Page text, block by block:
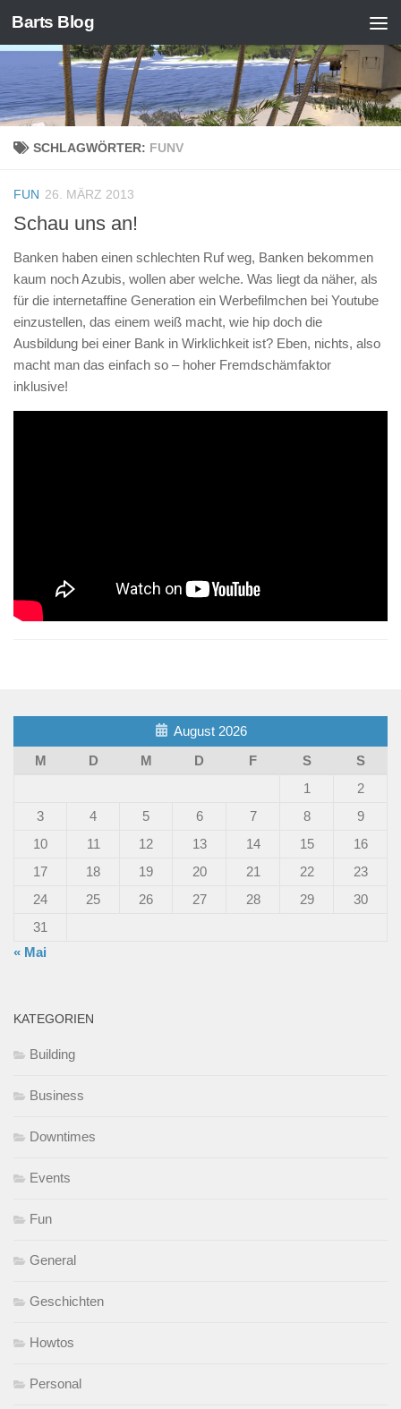
Zum Inhalt springen
Barts Blog
SCHLAGWÖRTER: FUNV
FUN 26. MÄRZ 2013
Schau uns an!
Banken haben einen schlechten Ruf weg, Banken bekommen
kaum noch Azubis, wollen aber welche. Was liegt da näher, als
für die internetaffine Generation ein Werbefilmchen bei Youtube
einzustellen, das einem weiß macht, wie hip doch die
Ausbildung bei einer Bank in Wirklichkeit ist? Eben, nichts, also
macht man das einfach so – hoher Fremdschämfaktor
inklusive!
August 2026
M
D M D F S
S
1
2
3
4 5 6 7 8
9
10
11 12 13 14 15
16
17
18 19 20 21 22
23
24
25 26 27 28 29
30
31
« Mai
KATEGORIEN
Building
Business
Downtimes
Events
Fun
General
Geschichten
Howtos
Personal